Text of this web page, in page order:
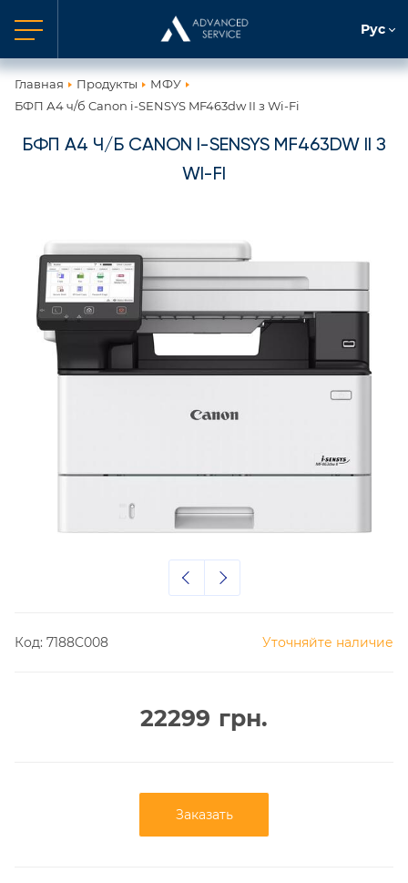
Рус
Главная Продукты
МФУ
БФП А4 ч/б Canon i-SENSYS MF463dw II з Wi-Fi
БФП А4 Ч/Б CANON I-SENSYS MF463DW II З
WI-FI
Код: 7188C008 Уточняйте наличие
22299 грн.
Заказать